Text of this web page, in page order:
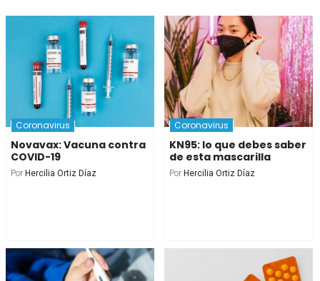
Coronavirus
Novavax: Vacuna contra
COVID-19
Por Hercilia Ortiz Díaz
Coronavirus
KN95: lo que debes saber
de esta mascarilla
Por Hercilia Ortiz Díaz